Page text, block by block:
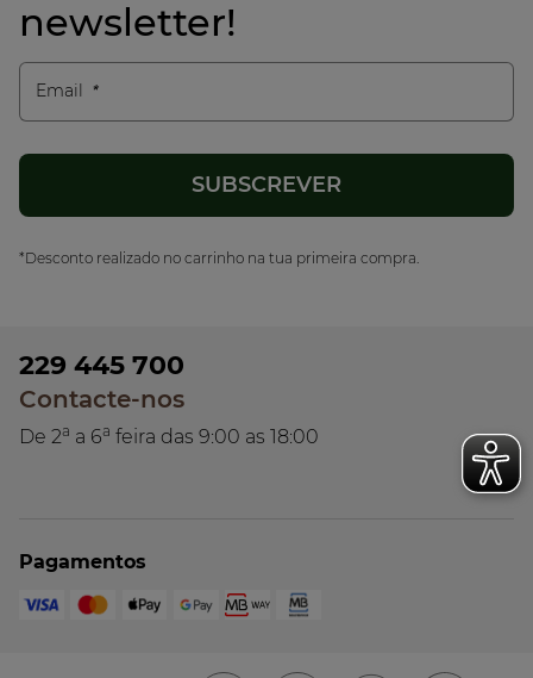
newsletter!
Email
*Desconto realizado no carrinho na tua primeira compra.
229 445 700
Contacte-nos
De 2a a 6a feira das 9:00 as 18:00
Pagamentos